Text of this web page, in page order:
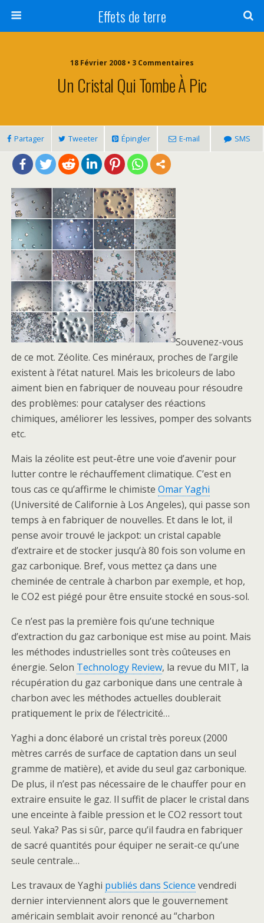
Effets de terre
18 Février 2008 • 3 Commentaires
Un Cristal Qui Tombe À Pic
Partager Tweeter Épingler E-mail SMS
Souvenez-vous
de ce mot. Zéolite. Ces minéraux, proches de l’argile
existent à l’état naturel. Mais les bricoleurs de labo
aiment bien en fabriquer de nouveau pour résoudre
des problèmes: pour catalyser des réactions
chimiques, améliorer les lessives, pomper des solvants
etc.
Mais la zéolite est peut-être une voie d’avenir pour
lutter contre le réchauffement climatique. C’est en
tous cas ce qu’affirme le chimiste Omar Yaghi
(Université de Californie à Los Angeles), qui passe son
temps à en fabriquer de nouvelles. Et dans le lot, il
pense avoir trouvé le jackpot: un cristal capable
d’extraire et de stocker jusqu’à 80 fois son volume en
gaz carbonique. Bref, vous mettez ça dans une
cheminée de centrale à charbon par exemple, et hop,
le CO2 est piégé pour être ensuite stocké en sous-sol.
Ce n’est pas la première fois qu’une technique
d’extraction du gaz carbonique est mise au point. Mais
les méthodes industrielles sont très coûteuses en
énergie. Selon Technology Review, la revue du MIT, la
récupération du gaz carbonique dans une centrale à
charbon avec les méthodes actuelles doublerait
pratiquement le prix de l’électricité…
Yaghi a donc élaboré un cristal très poreux (2000
mètres carrés de surface de captation dans un seul
gramme de matière), et avide du seul gaz carbonique.
De plus, il n’est pas nécessaire de le chauffer pour en
extraire ensuite le gaz. Il suffit de placer le cristal dans
une enceinte à faible pression et le CO2 ressort tout
seul. Yaka? Pas si sûr, parce qu’il faudra en fabriquer
de sacré quantités pour équiper ne serait-ce qu’une
seule centrale…
Les travaux de Yaghi publiés dans Science vendredi
dernier interviennent alors que le gouvernement
américain semblait avoir renoncé au “charbon